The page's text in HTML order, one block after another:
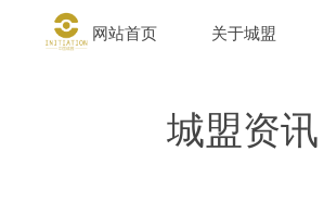
网站首页 关于城盟
城盟资讯